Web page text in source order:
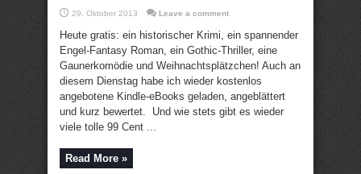
29. Oktober 2013 Leave a comment
Heute gratis: ein historischer Krimi, ein spannender
Engel-Fantasy Roman, ein Gothic-Thriller, eine
Gaunerkomödie und Weihnachtsplätzchen! Auch an
diesem Dienstag habe ich wieder kostenlos
angebotene Kindle-eBooks geladen, angeblättert
und kurz bewertet. Und wie stets gibt es wieder
viele tolle 99 Cent ...
Read More »